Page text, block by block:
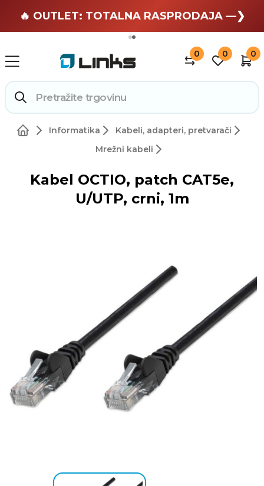
🏄 Zaslužuješ odmor —❯
🔥 OUTLET: TOTALNA RASPRODAJA —❯
0 0 0
Informatika
Kabeli, adapteri, pretvarači
Mrežni kabeli
Kabel OCTIO, patch CAT5e,
U/UTP, crni, 1m